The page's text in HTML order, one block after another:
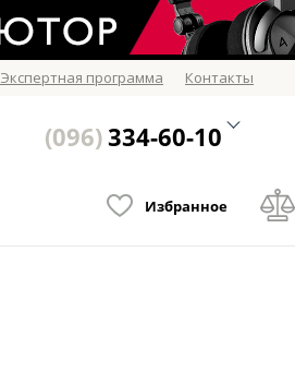
Экспертная программа Контакты
(096)334-60-10
Избранное